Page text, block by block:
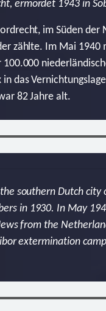
ermordet 1943 in
im Süden
zählte. Im Mai
das
82 Jahre alt.
southern Dutch
in 1930. In May
from the
extermination